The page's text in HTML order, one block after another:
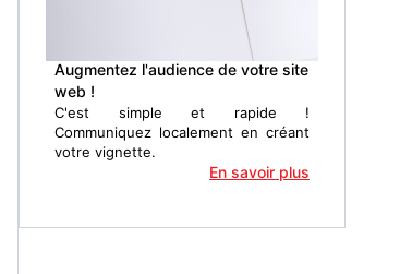
Augmentez l'audience de votre site
web !
C'est simple et rapide !
Communiquez localement en créant
votre vignette.
En savoir plus